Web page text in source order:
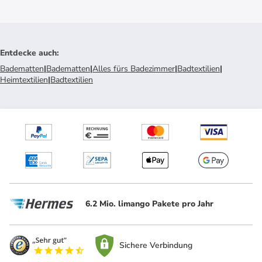
Entdecke auch:
Badematten|Badematten|Alles fürs Badezimmer|Badtextilien|
Heimtextilien|Badtextilien
6.2 Mio. limango Pakete pro Jahr
Sichere Verbindung